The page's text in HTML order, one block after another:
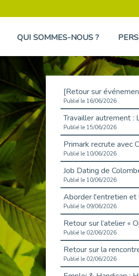
QUI SOMMES-NOUS ?
Publié le 16/06/2026
Publié le 15/06/2026
Publié le 10/06/2026
Publié le 10/06/2026
Publié le 09/06/2026
Publié le 02/06/2026
Publié le 02/06/2026